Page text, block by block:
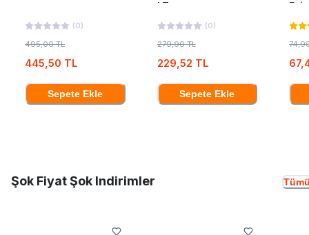
(0)
495,00 TL
445,50 TL
Sepete Ekle
LT
(0)
279,90 TL
229,52 TL
Sepete Ekle
Şok Fiyat Şok Indirimler